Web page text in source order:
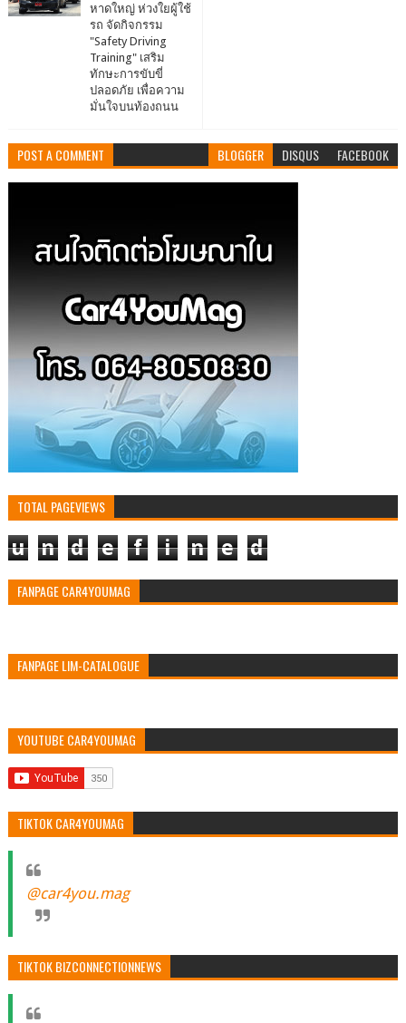
หาดใหญ่ ห่วงใยผู้ใช้
รถ จัดกิจกรรม
"Safety Driving
Training" เสริม
ทักษะการขับขี่
ปลอดภัย เพื่อความ
มั่นใจบนท้องถนน
POST A COMMENT BLOGGER DISQUS FACEBOOK
TOTAL PAGEVIEWS
u n d e f i n e d
FANPAGE CAR4YOUMAG
FANPAGE LIM-CATALOGUE
YOUTUBE CAR4YOUMAG
TIKTOK CAR4YOUMAG
@car4you.mag
TIKTOK BIZCONNECTIONNEWS